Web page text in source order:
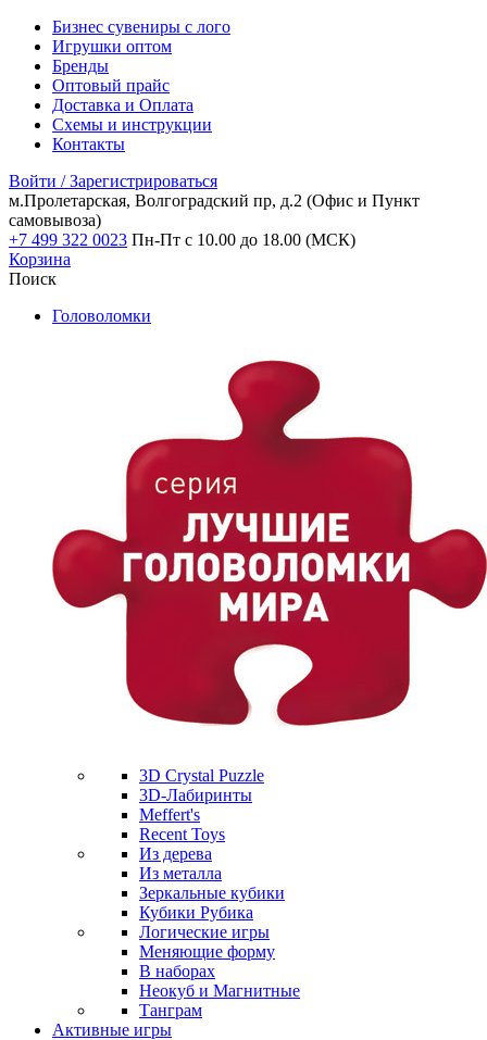
Бизнес сувениры с лого
Игрушки оптом
Бренды
Оптовый прайс
Доставка и Оплата
Схемы и инструкции
Контакты
Войти / Зарегистрироваться
м.Пролетарская, Волгоградский пр, д.2 (Офис и Пункт
самовывоза)
+7 499 322 0023 Пн-Пт с 10.00 до 18.00 (МСК)
Корзина
Поиск
Головоломки
3D Crystal Puzzle
3D-Лабиринты
Meffert's
Recent Toys
Из дерева
Из металла
Зеркальные кубики
Кубики Рубика
Логические игры
Меняющие форму
В наборах
Неокуб и Магнитные
Танграм
Активные игры